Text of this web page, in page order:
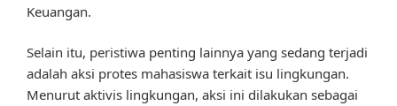
Keuangan.
Selain itu, peristiwa penting lainnya yang sedang terjadi
adalah aksi protes mahasiswa terkait isu lingkungan.
Menurut aktivis lingkungan, aksi ini dilakukan sebagai